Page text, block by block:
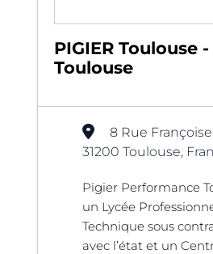
PIGIER Toulouse -
Toulouse
8 Rue
31200 Toulouse,
Pigier Performance
un Lycée
Technique sous
avec l’état et un